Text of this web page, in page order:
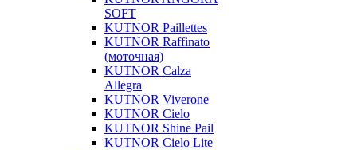
SOFT
KUTNOR Paillettes
KUTNOR Raffinato
(моточная)
KUTNOR Calza
Allegra
KUTNOR Viverone
KUTNOR Cielo
KUTNOR Shine Pail
KUTNOR Cielo Lite